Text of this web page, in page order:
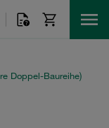
Doppel-Baureihe)